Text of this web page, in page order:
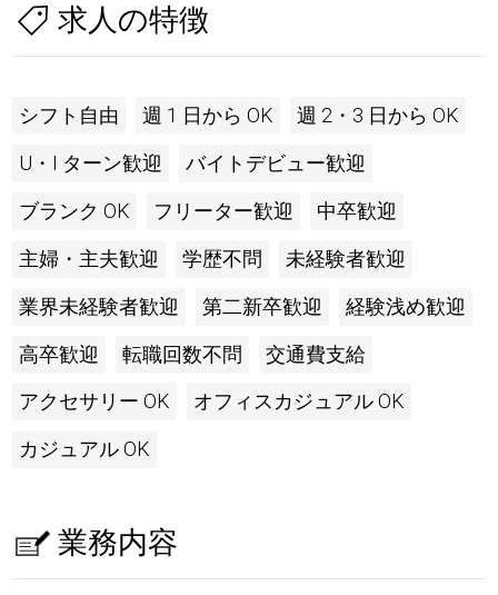
求人の特徴
シフト自由 週 1 日から OK 週 2・3 日から OK
U・I ターン歓迎 バイトデビュー歓迎
ブランク OK フリーター歓迎 中卒歓迎
主婦・主夫歓迎 学歴不問 未経験者歓迎
業界未経験者歓迎 第二新卒歓迎 経験浅め歓迎
高卒歓迎 転職回数不問 交通費支給
アクセサリー OK オフィスカジュアル OK
カジュアル OK
業務内容